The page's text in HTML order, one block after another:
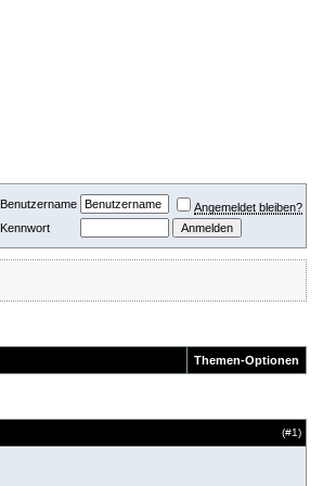
Benutzername
Angemeldet bleiben?
Kennwort
Themen-Optionen
(#1)